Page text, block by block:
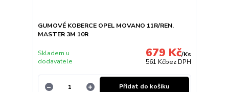
GUMOVÉ KOBERCE OPEL MOVANO 11R/REN.
MASTER 3M 10R
679 Kč/Ks
561 Kčbez DPH
Skladem u
dodavatele
Přidat do košíku